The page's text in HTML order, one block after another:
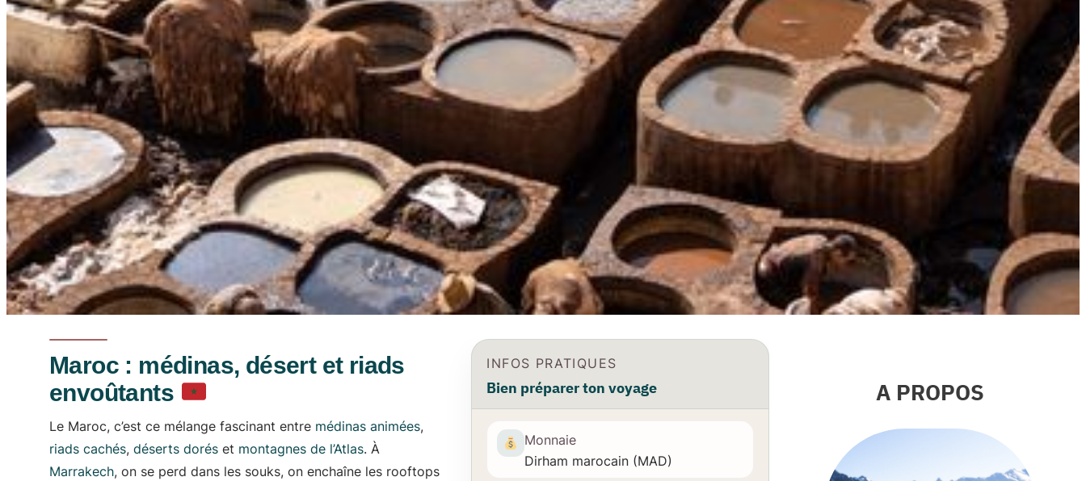
Maroc : médinas, désert et riads
envoûtants
Le Maroc, c’est ce mélange fascinant entre médinas animées,
riads cachés, déserts dorés et montagnes de l’Atlas. À
Marrakech, on se perd dans les souks, on enchaîne les rooftops
INFOS PRATIQUES
Bien préparer ton voyage
Monnaie
Dirham marocain (MAD)
A PROPOS